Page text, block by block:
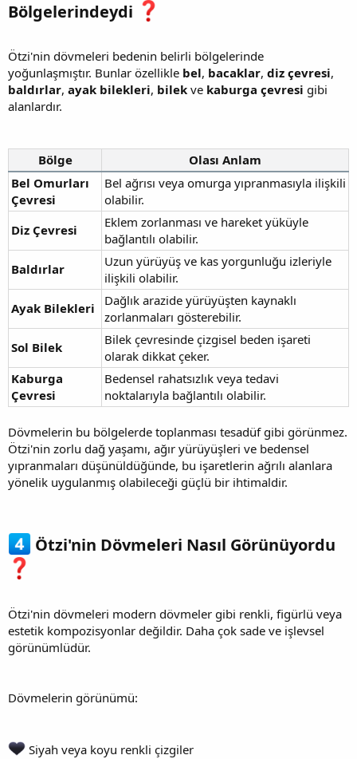
Bölgelerindeydi
Ötzi'nin dövmeleri bedenin belirli bölgelerinde
yoğunlaşmıştır. Bunlar özellikle bel, bacaklar, diz çevresi,
baldırlar, ayak bilekleri, bilek ve kaburga çevresi gibi
alanlardır.
Bölge
Olası Anlam
Bel Omurları
Çevresi
Bel ağrısı veya omurga yıpranmasıyla ilişkili
olabilir.
Diz Çevresi
Eklem zorlanması ve hareket yüküyle
bağlantılı olabilir.
Baldırlar
Uzun yürüyüş ve kas yorgunluğu izleriyle
ilişkili olabilir.
Ayak Bilekleri
Dağlık arazide yürüyüşten kaynaklı
zorlanmaları gösterebilir.
Sol Bilek
Bilek çevresinde çizgisel beden işareti
olarak dikkat çeker.
Kaburga
Çevresi
Bedensel rahatsızlık veya tedavi
noktalarıyla bağlantılı olabilir.
Dövmelerin bu bölgelerde toplanması tesadüf gibi görünmez.
Ötzi'nin zorlu dağ yaşamı, ağır yürüyüşleri ve bedensel
yıpranmaları düşünüldüğünde, bu işaretlerin ağrılı alanlara
yönelik uygulanmış olabileceği güçlü bir ihtimaldir.
Ötzi'nin Dövmeleri Nasıl Görünüyordu
Ötzi'nin dövmeleri modern dövmeler gibi renkli, figürlü veya
estetik kompozisyonlar değildir. Daha çok sade ve işlevsel
görünümlüdür.
Dövmelerin görünümü:
Siyah veya koyu renkli çizgiler